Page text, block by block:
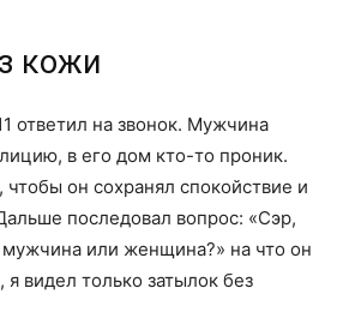
кожи
ответил на звонок. Мужчина
в его дом кто-то проник.
он сохранял спокойствие и
последовал вопрос: «Сэр,
мужчина или женщина?» на что он
видел только затылок без